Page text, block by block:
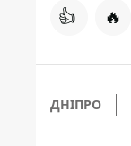
👍 🔥
ДНІПРО